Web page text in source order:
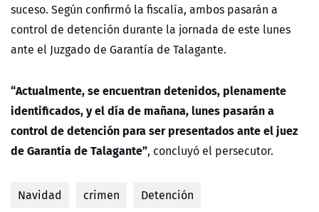
suceso. Según confirmó la fiscalía, ambos pasarán a
control de detención durante la jornada de este lunes
ante el Juzgado de Garantía de Talagante.
“Actualmente, se encuentran detenidos, plenamente
identificados, y el día de mañana, lunes pasarán a
control de detención para ser presentados ante el juez
de Garantía de Talagante”, concluyó el persecutor.
Navidad crimen Detención